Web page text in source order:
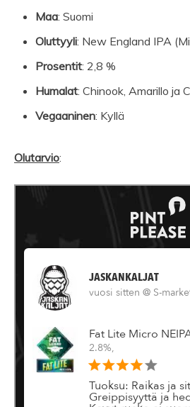
Maa: Suomi
Oluttyyli: New England IPA
Prosentit: 2,8 %
Humalat: Chinook, Amarillo ja
Vegaaninen: Kyllä
Olutarvio: